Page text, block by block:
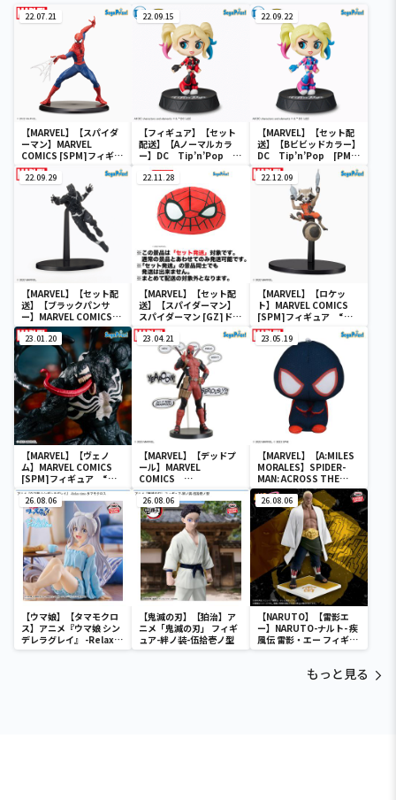
22.07.21
【MARVEL】【スパイダ
ーマン】MARVEL
COMICS [SPM]フィギュ
ア “スパイダーマン”
22.09.15
【フィギュア】【セット
配送】【Aノーマルカラ
ー】DC Tip’n’Pop
[PM]フィギュア“ハーレ
イ・クイン”
22.09.22
【MARVEL】【セット配
送】【Bビビッドカラー】
DC Tip’n’Pop [PM]
フィギュア“ハーレイ・ク
イン”
22.09.29
【MARVEL】【セット配
送】【ブラックパンサ
ー】MARVEL COMICS
[SPM]フィギュア “ブ
ラックパンサー”
22.11.28
【MARVEL】【セット配
送】【スパイダーマン】
スパイダーマン [GZ]ドー
ムクッションVer.2
22.12.09
【MARVEL】【ロケッ
ト】MARVEL COMICS
[SPM]フィギュア “ロ
ケット”
23.01.20
【MARVEL】【ヴェノ
ム】MARVEL COMICS
[SPM]フィギュア “ヴ
ェノム”
23.04.21
【MARVEL】【デッドプ
ール】MARVEL
COMICS
Luminasta “デッドプ
ール”
23.05.19
【MARVEL】【A:MILES
MORALES】SPIDER-
MAN: ACROSS THE
SPIDER-VERSE &
you マスコット（EX）
26.08.06
【ウマ娘】【タマモクロ
ス】アニメ『ウマ娘 シン
デレラグレイ』 -Relax
time-タマモクロス
26.08.06
【鬼滅の刃】【狛治】ア
ニメ「鬼滅の刃」 フィギ
ュア-絆ノ装-伍拾壱ノ型
26.08.06
【NARUTO】【雷影エ
ー】NARUTO-ナルト- 疾
風伝 雷影・エー フィギュ
ア～五影集結…!!～
もっと見る